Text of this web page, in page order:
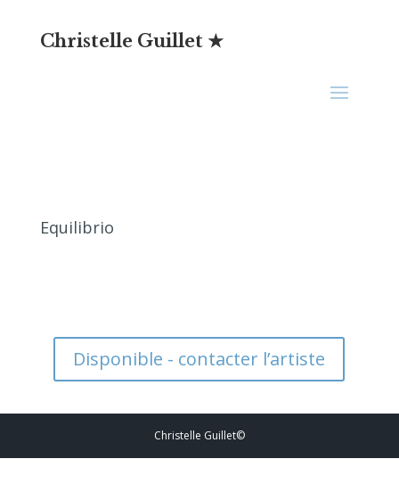
Christelle Guillet ★
Equilibrio
Disponible - contacter l’artiste
Christelle Guillet©️